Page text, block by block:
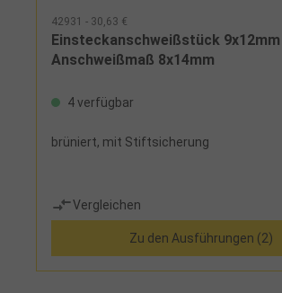
42931 - 30,63 €
Einsteckanschweißstück 9x12mm
Anschweißmaß 8x14mm
4 verfügbar
brüniert, mit Stiftsicherung
Vergleichen
Zu den Ausführungen (2)